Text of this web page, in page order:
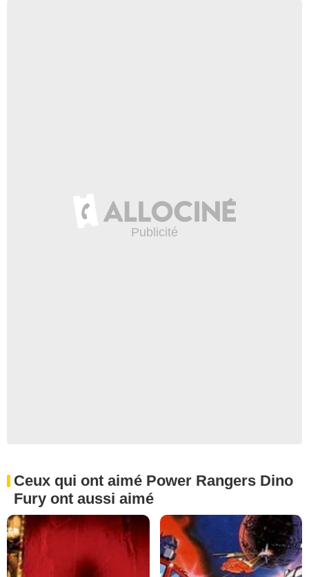
Ceux qui ont aimé Power Rangers Dino
Fury ont aussi aimé